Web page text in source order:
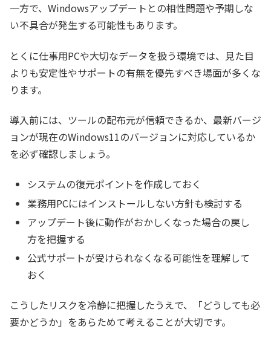
一方で、Windowsアップデートとの相性問題や予期しな
い不具合が発生する可能性もあります。
とくに仕事用PCや大切なデータを扱う環境では、見た目
よりも安定性やサポートの有無を優先すべき場面が多くな
ります。
導入前には、ツールの配布元が信頼できるか、最新バージ
ョンが現在のWindows11のバージョンに対応しているか
を必ず確認しましょう。
システムの復元ポイントを作成しておく
業務用PCにはインストールしない方針も検討する
アップデート後に動作がおかしくなった場合の戻し
方を把握する
公式サポートが受けられなくなる可能性を理解して
おく
こうしたリスクを冷静に把握したうえで、「どうしても必
要かどうか」をあらためて考えることが大切です。